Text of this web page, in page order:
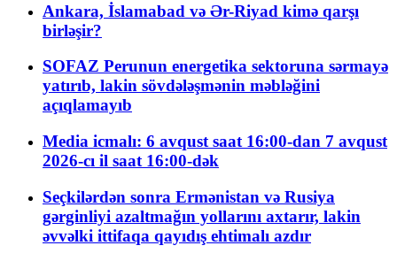
Ankara, İslamabad və Ər-Riyad kimə qarşı
birləşir?
SOFAZ Perunun energetika sektoruna sərmayə
yatırıb, lakin sövdələşmənin məbləğini
açıqlamayıb
Media icmalı: 6 avqust saat 16:00-dan 7 avqust
2026-cı il saat 16:00-dək
Seçkilərdən sonra Ermənistan və Rusiya
gərginliyi azaltmağın yollarını axtarır, lakin
əvvəlki ittifaqa qayıdış ehtimalı azdır